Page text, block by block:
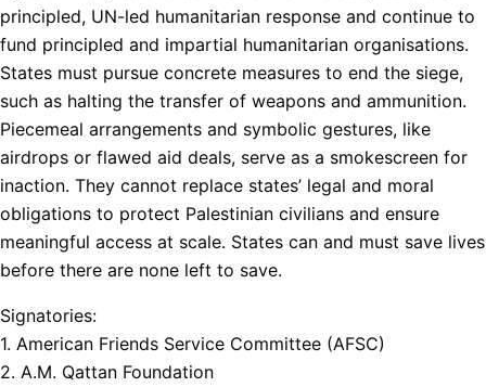
principled, UN-led humanitarian response and continue to
fund principled and impartial humanitarian organisations.
States must pursue concrete measures to end the siege,
such as halting the transfer of weapons and ammunition.
Piecemeal arrangements and symbolic gestures, like
airdrops or flawed aid deals, serve as a smokescreen for
inaction. They cannot replace states’ legal and moral
obligations to protect Palestinian civilians and ensure
meaningful access at scale. States can and must save lives
before there are none left to save.
Signatories:
1. American Friends Service Committee (AFSC)
2. A.M. Qattan Foundation